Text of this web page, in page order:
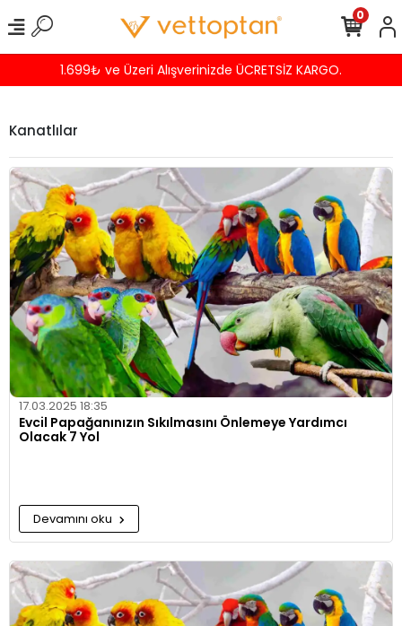
Havalede %4 İNDİRİM
0
Kanatlılar
17.03.2025 18:35
Evcil Papağanınızın Sıkılmasını Önlemeye Yardımcı
Olacak 7 Yol
Devamını oku